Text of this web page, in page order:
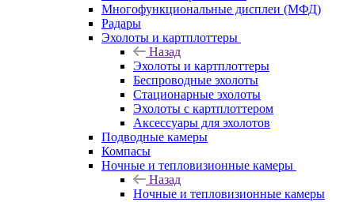
Многофункциональные дисплеи (МФД)
Радары
Эхолоты и картплоттеры
Назад
Эхолоты и картплоттеры
Беспроводные эхолоты
Стационарные эхолоты
Эхолоты с картплоттером
Аксессуары для эхолотов
Подводные камеры
Компасы
Ночные и тепловизионные камеры
Назад
Ночные и тепловизионные камеры